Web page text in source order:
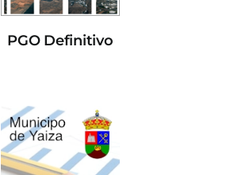
PGO Definitivo